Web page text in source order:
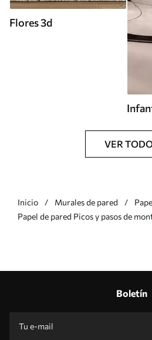
Flores 3d
VER
Inicio Murales de pared
Papel de pared Picos y pasos de
Boletín